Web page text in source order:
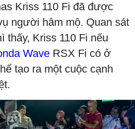
Kriss 110 Fi đã được
người hâm mộ. Quan sát
thấy, Kriss 110 Fi nếu
Wave RSX Fi có ở
tạo ra một cuộc cạnh